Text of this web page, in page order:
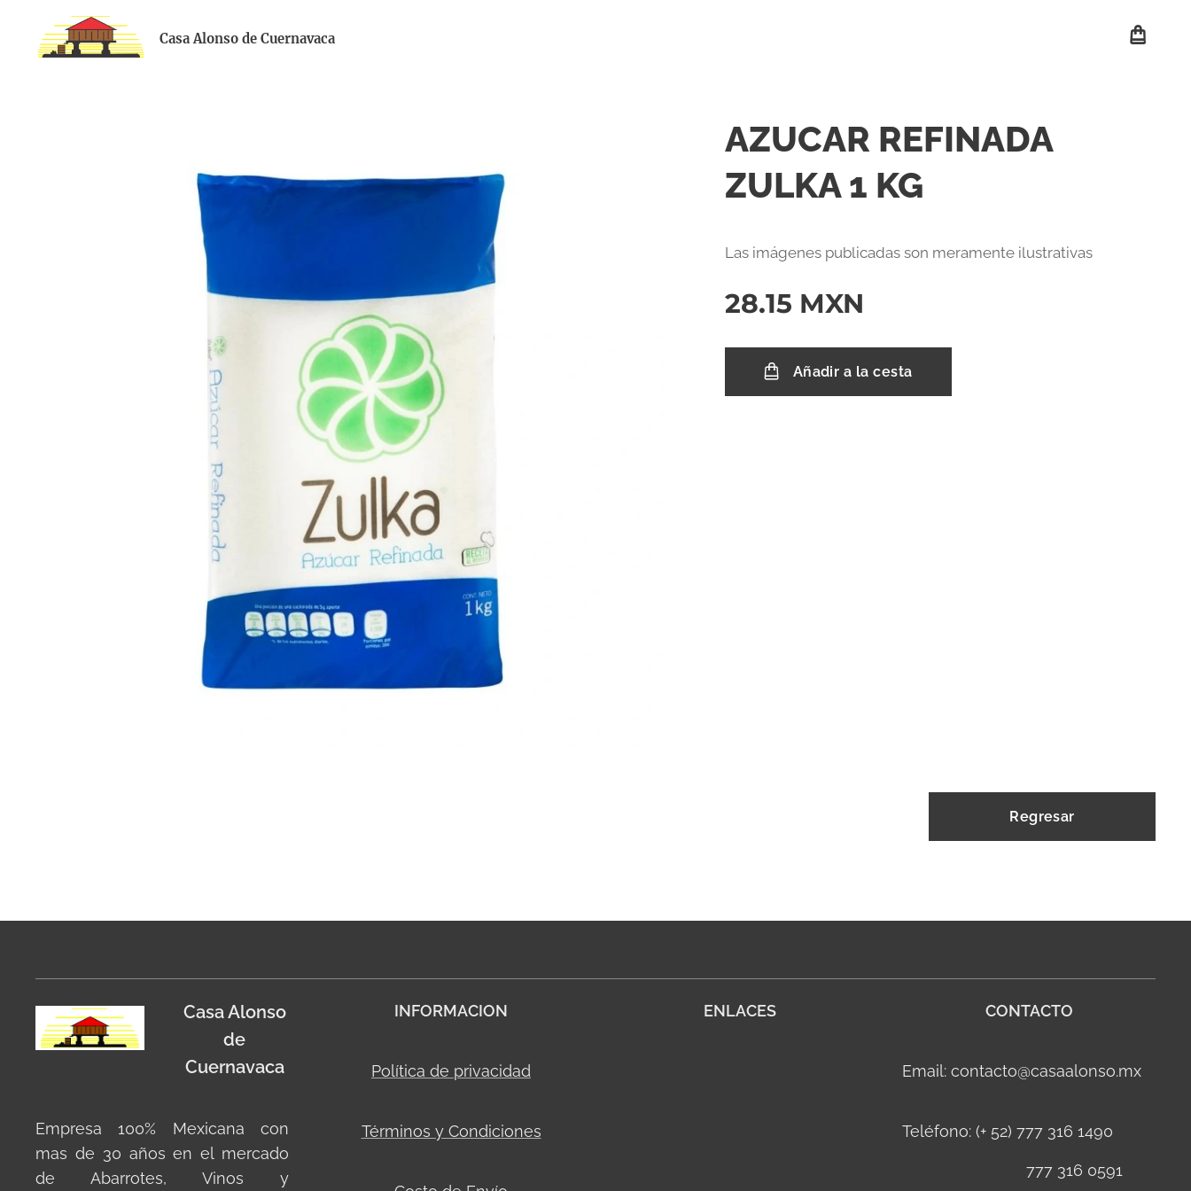
Casa Alonso de Cuernavaca
AZUCAR REFINADA
ZULKA 1 KG
Las imágenes publicadas son meramente ilustrativas
28.15 MXN
Añadir a la cesta
Regresar
Casa Alonso
de
Cuernavaca
Empresa 100% Mexicana con
mas de 30 años en el mercado
de Abarrotes, Vinos y
INFORMACION
Política de privacidad
Términos y Condiciones
ENLACES CONTACTO
Email: contacto@casaalonso.mx
Teléfono: (+ 52) 777 316 1490
777 316 0591